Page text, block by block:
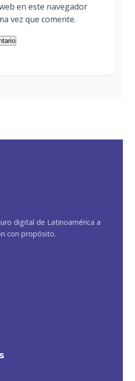
en este navegador
vez que comente.
digital de Latinoamérica a
con propósito.